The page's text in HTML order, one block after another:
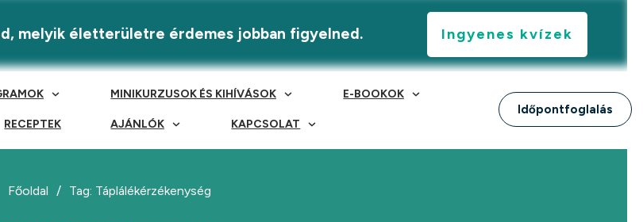
MINIKURZUSOK ÉS KIHÍVÁSOK E-BOOKOK
RECEPTEK AJÁNLÓK KAPCSOLAT
Időpontfoglalás
melyik életterületre érdemes jobban figyelned. Ingyenes kvízek
Főoldal / Tag: Táplálékérzékenység